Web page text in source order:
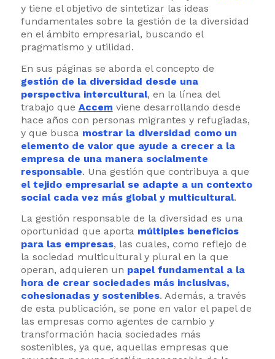
y tiene el objetivo de sintetizar las ideas
fundamentales sobre la gestión de la diversidad
en el ámbito empresarial, buscando el
pragmatismo y utilidad.
En sus páginas se aborda el concepto de
gestión de la diversidad desde una
perspectiva intercultural, en la línea del
trabajo que Accem viene desarrollando desde
hace años con personas migrantes y refugiadas,
y que busca mostrar la diversidad como un
elemento de valor que ayude a crecer a la
empresa de una manera socialmente
responsable. Una gestión que contribuya a que
el tejido empresarial se adapte a un contexto
social cada vez más global y multicultural.
La gestión responsable de la diversidad es una
oportunidad que aporta múltiples beneficios
para las empresas, las cuales, como reflejo de
la sociedad multicultural y plural en la que
operan, adquieren un papel fundamental a la
hora de crear sociedades más inclusivas,
cohesionadas y sostenibles. Además, a través
de esta publicación, se pone en valor el papel de
las empresas como agentes de cambio y
transformación hacia sociedades más
sostenibles, ya que, aquellas empresas que